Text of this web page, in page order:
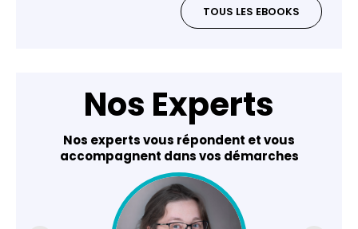
TOUS LES EBOOKS
Nos Experts
Nos experts vous répondent et vous
accompagnent dans vos démarches